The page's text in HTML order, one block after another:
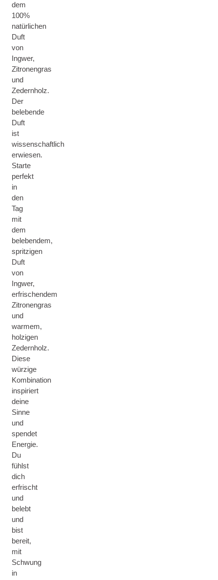
dem
100%
natürlichen
Duft
von
Ingwer,
Zitronengras
und
Zedernholz.
Der
belebende
Duft
ist
wissenschaftlich
erwiesen.
Starte
perfekt
in
den
Tag
mit
dem
belebendem,
spritzigen
Duft
von
Ingwer,
erfrischendem
Zitronengras
und
warmem,
holzigen
Zedernholz.
Diese
würzige
Kombination
inspiriert
deine
Sinne
und
spendet
Energie.
Du
fühlst
dich
erfrischt
und
belebt
und
bist
bereit,
mit
Schwung
in